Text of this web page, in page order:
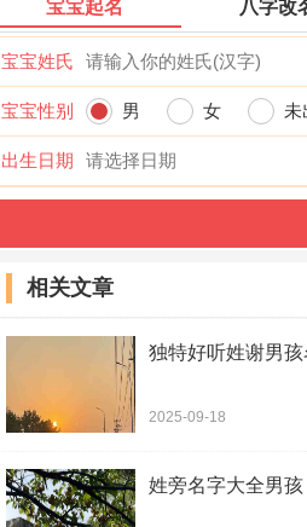
王衡宏
王丰登
王鱼澌
王采丰
王晖平
王睿诗
王充螭
王衡民
王伯
王行
王方
王晖维
王奂熵
王盛豫
王朗
宝宝起名 八字改
宝宝姓氏
宝宝性别 男 女 未
出生日期
相关文章
独特好听姓谢男
2025-09-18
姓旁名字大全男孩